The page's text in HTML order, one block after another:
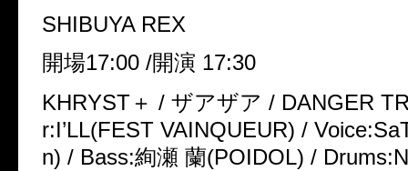
SHIBUYA REX
開場17:00 /開演 17:30
KHRYST＋ / ザアザア / DANGER
r:I’LL(FEST VAINQUEUR) /
n) / Bass:絢瀬 蘭(POIDOL) /